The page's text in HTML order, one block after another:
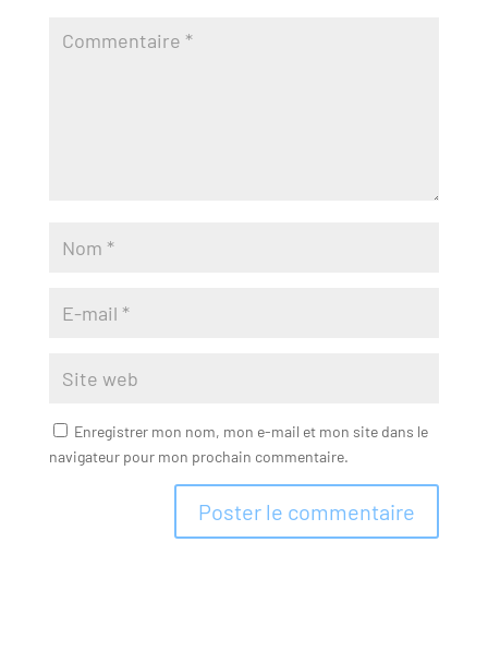
Enregistrer mon nom, mon e-mail et mon site dans le
navigateur pour mon prochain commentaire.